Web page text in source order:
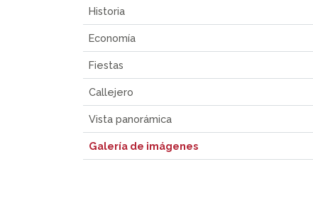
Historia
Economía
Fiestas
Callejero
Vista panorámica
Galería de imágenes